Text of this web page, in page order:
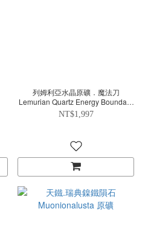
列姆利亞水晶原礦．魔法刀
Lemurian Quartz Energy Boundary
Wand
NT$1,997